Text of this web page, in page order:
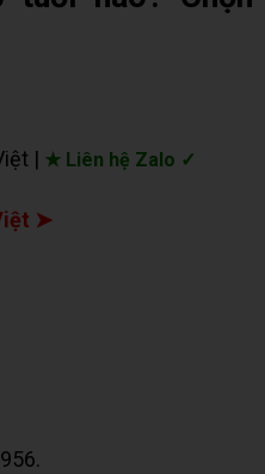
| ★ Liên hệ Zalo ✓
➤